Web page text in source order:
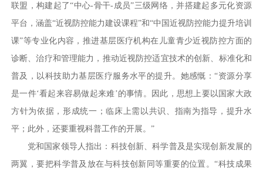
联盟，构建起了“中心-骨干-成员”三级网络，并搭建起多元化资源
平台，涵盖“近视防控能力建设课程”和“中国近视防控能力提升培训
课”等专业化内容，推进基层医疗机构在儿童青少近视防控方面的
诊断、治疗和管理能力，推动近视防控适宜技术的创新、标准化和
普及，以科技助力基层医疗服务水平的提升。她感慨：“资源分享
是一件‘看起来容易做起来难’的事情。因此，思想上要以国家大政
方针为依据，形成统一；临床上需以共识、指南为指导，提升水
平；此外，还要重视科普工作的开展。”
党和国家领导人指出：科技创新、科学普及是实现创新发展的
两翼，要把科学普及放在与科技创新同等重要的位置。“科技成果